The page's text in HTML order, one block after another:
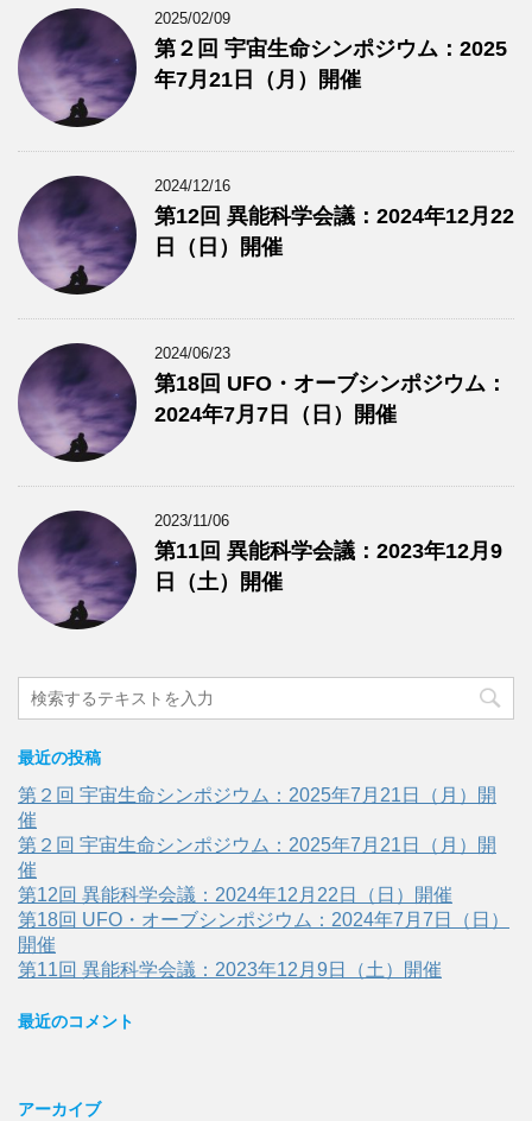
2025/02/09
第２回 宇宙生命シンポジウム：2025
年7月21日（月）開催
2024/12/16
第12回 異能科学会議：2024年12月22
日（日）開催
2024/06/23
第18回 UFO・オーブシンポジウム：
2024年7月7日（日）開催
2023/11/06
第11回 異能科学会議：2023年12月9
日（土）開催
最近の投稿
第２回 宇宙生命シンポジウム：2025年7月21日（月）開
催
第２回 宇宙生命シンポジウム：2025年7月21日（月）開
催
第12回 異能科学会議：2024年12月22日（日）開催
第18回 UFO・オーブシンポジウム：2024年7月7日（日）
開催
第11回 異能科学会議：2023年12月9日（土）開催
最近のコメント
アーカイブ